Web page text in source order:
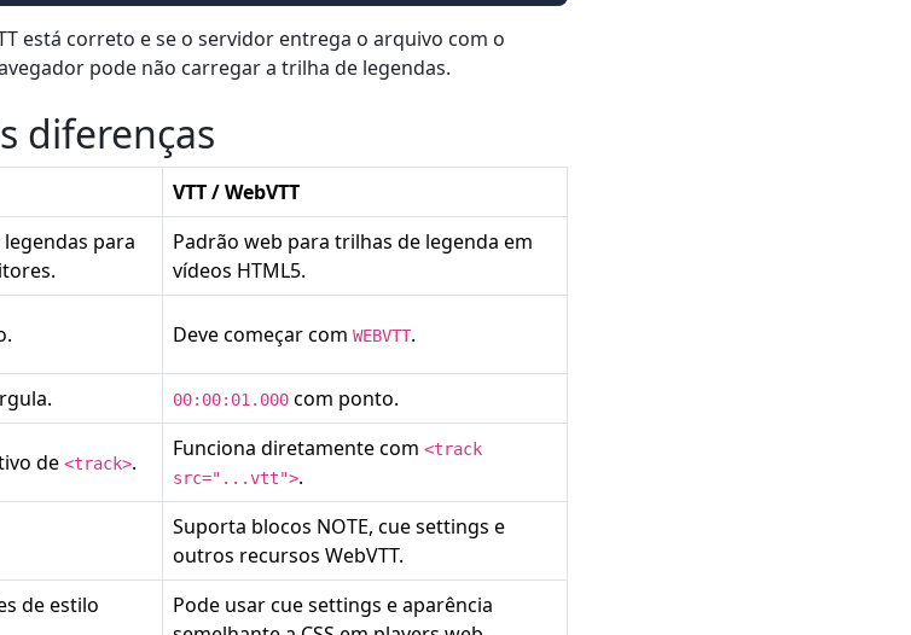
está correto e se o servidor entrega o arquivo com o
pode não carregar a trilha de legendas.
diferenças
VTT / WebVTT
para
Padrão web para trilhas de legenda em
vídeos HTML5.
Deve começar com WEBVTT.
00:00:01.000 com ponto.
de <track>.
Funciona diretamente com <track
src="...vtt">.
Suporta blocos NOTE, cue settings e
outros recursos WebVTT.
de estilo
Pode usar cue settings e aparência